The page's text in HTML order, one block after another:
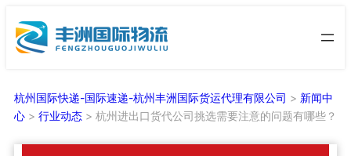
至
杭州国际快递-国际速递-杭州丰洲国际货运代理有限公司 > 新闻中
心 > 行业动态 > 杭州进出口货代公司挑选需要注意的问题有哪些？